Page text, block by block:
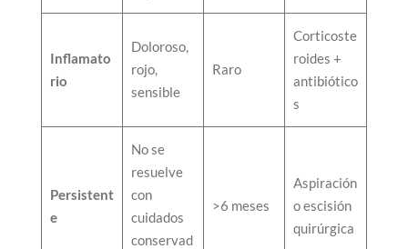
Inflamato
rio
Doloroso,
rojo,
sensible
Raro
Corticoste
roides +
antibiótico
s
Persistent
e
No se
resuelve
con
cuidados
conservad
>6 meses
Aspiración
o escisión
quirúrgica